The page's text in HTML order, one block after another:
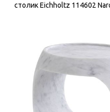
столик Eichholtz 114602